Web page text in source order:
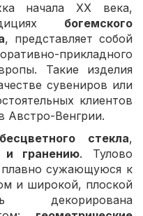
начала XX века,
богемского
, представляет собой
прикладного
Такие изделия
сувениров или
клиентов
Австро-Венгрии.
бесцветного стекла,
и гранению. Тулово
сужающуюся к
и широкой, плоской
декорирована